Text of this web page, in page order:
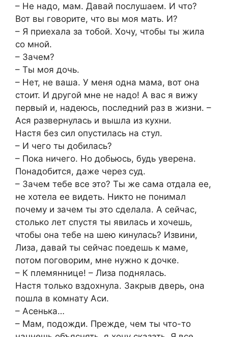
– Не надо, мам. Давай послушаем. И что?
Вот вы говорите, что вы моя мать. И?
– Я приехала за тобой. Хочу, чтобы ты жила
со мной.
– Зачем?
– Ты моя дочь.
– Нет, не ваша. У меня одна мама, вот она
стоит. И другой мне не надо! А вас я вижу
первый и, надеюсь, последний раз в жизни. –
Ася развернулась и вышла из кухни.
Настя без сил опустилась на стул.
– И чего ты добилась?
– Пока ничего. Но добьюсь, будь уверена.
Понадобится, даже через суд.
– Зачем тебе все это? Ты же сама отдала ее,
не хотела ее видеть. Никто не понимал
почему и зачем ты это сделала. А сейчас,
столько лет спустя ты явилась и хочешь,
чтобы она тебе на шею кинулась? Извини,
Лиза, давай ты сейчас поедешь к маме,
потом поговорим, мне нужно к дочке.
– К племяннице! – Лиза поднялась.
Настя только вздохнула. Закрыв дверь, она
пошла в комнату Аси.
– Асенька…
– Мам, подожди. Прежде, чем ты что-то